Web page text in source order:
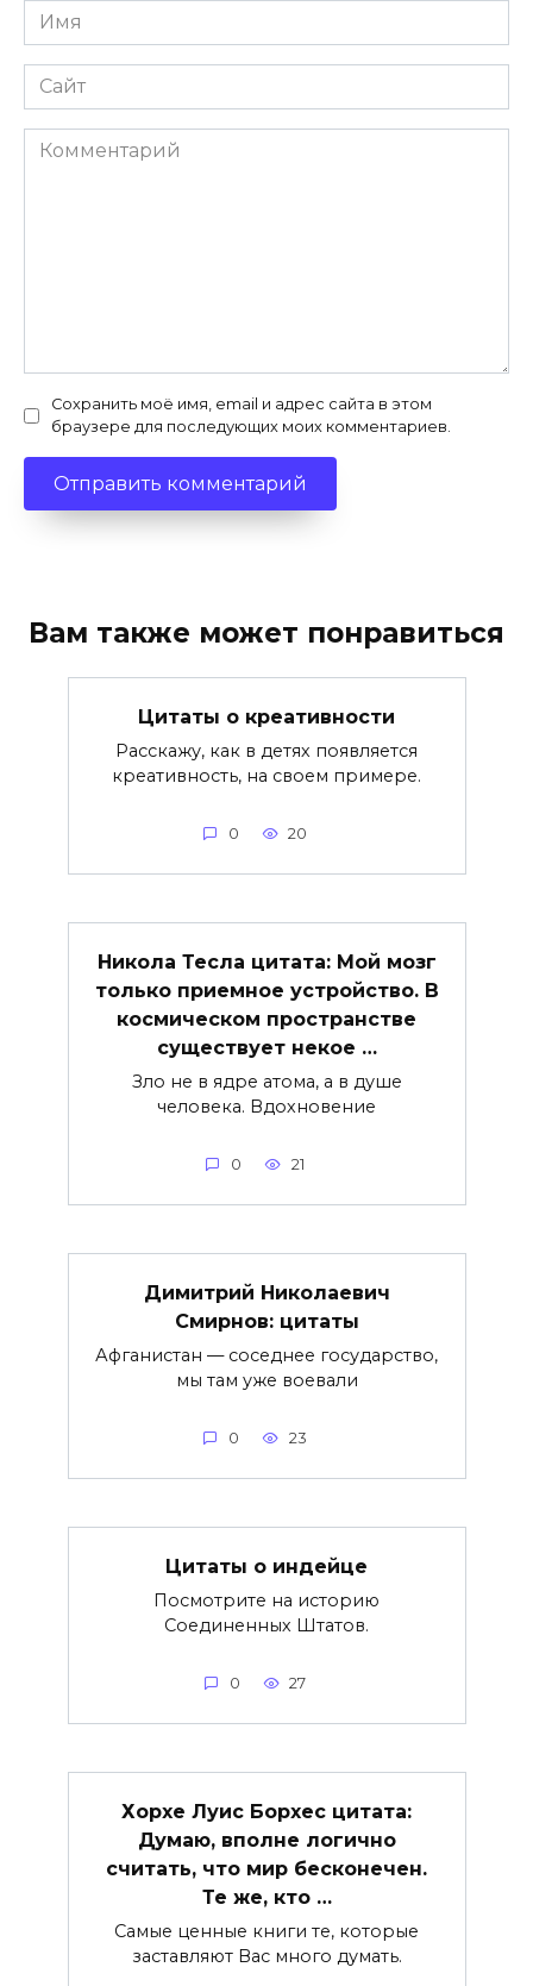
Имя
*
Сайт
Комментарий
Сохранить моё имя, email и адрес сайта в этом
браузере для последующих моих комментариев.
Вам также может понравиться
Цитаты о креативности
Расскажу, как в детях появляется
креативность, на своем примере.
0 20
Никола Тесла цитата: Мой мозг
только приемное устройство. В
космическом пространстве
существует некое …
Зло не в ядре атома, а в душе
человека. Вдохновение
0 21
Димитрий Николаевич
Смирнов: цитаты
Афганистан — соседнее государство,
мы там уже воевали
0 23
Цитаты о индейце
Посмотрите на историю
Соединенных Штатов.
0 27
Хорхе Луис Борхес цитата:
Думаю, вполне логично
считать, что мир бесконечен.
Те же, кто …
Самые ценные книги те, которые
заставляют Вас много думать.